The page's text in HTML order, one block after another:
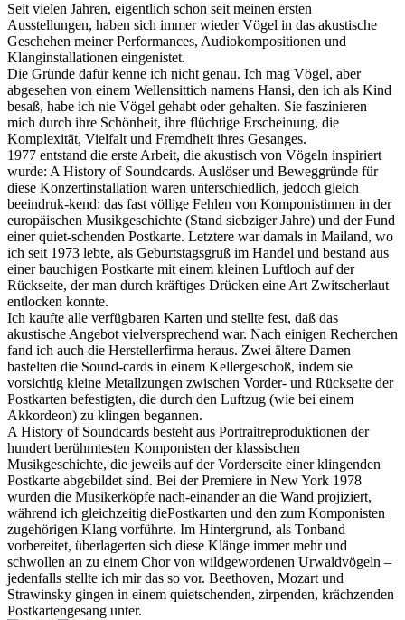
Seit vielen Jahren, eigentlich schon seit meinen ersten
Ausstellungen, haben sich immer wieder Vögel in das akustische
Geschehen meiner Performances, Audiokompositionen und
Klanginstallationen eingenistet.
Die Gründe dafür kenne ich nicht genau. Ich mag Vögel, aber
abgesehen von einem Wellensittich namens Hansi, den ich als Kind
besaß, habe ich nie Vögel gehabt oder gehalten. Sie faszinieren
mich durch ihre Schönheit, ihre flüchtige Erscheinung, die
Komplexität, Vielfalt und Fremdheit ihres Gesanges.
1977 entstand die erste Arbeit, die akustisch von Vögeln inspiriert
wurde: A History of Soundcards. Auslöser und Beweggründe für
diese Konzertinstallation waren unterschiedlich, jedoch gleich
beeindruk-kend: das fast völlige Fehlen von Komponistinnen in der
europäischen Musikgeschichte (Stand siebziger Jahre) und der Fund
einer quiet-schenden Postkarte. Letztere war damals in Mailand, wo
ich seit 1973 lebte, als Geburtstagsgruß im Handel und bestand aus
einer bauchigen Postkarte mit einem kleinen Luftloch auf der
Rückseite, der man durch kräftiges Drücken eine Art Zwitscherlaut
entlocken konnte.
Ich kaufte alle verfügbaren Karten und stellte fest, daß das
akustische Angebot vielversprechend war. Nach einigen Recherchen
fand ich auch die Herstellerfirma heraus. Zwei ältere Damen
bastelten die Sound-cards in einem Kellergeschoß, indem sie
vorsichtig kleine Metallzungen zwischen Vorder- und Rückseite der
Postkarten befestigten, die durch den Luftzug (wie bei einem
Akkordeon) zu klingen begannen.
A History of Soundcards besteht aus Portraitreproduktionen der
hundert berühmtesten Komponisten der klassischen
Musikgeschichte, die jeweils auf der Vorderseite einer klingenden
Postkarte abgebildet sind. Bei der Premiere in New York 1978
wurden die Musikerköpfe nach-einander an die Wand projiziert,
während ich gleichzeitig diePostkarten und den zum Komponisten
zugehörigen Klang vorführte. Im Hintergrund, als Tonband
vorbereitet, überlagerten sich diese Klänge immer mehr und
schwollen an zu einem Chor von wildgewordenen Urwaldvögeln –
jedenfalls stellte ich mir das so vor. Beethoven, Mozart und
Strawinsky gingen in einem quietschenden, zirpenden, krächzenden
Postkartengesang unter.